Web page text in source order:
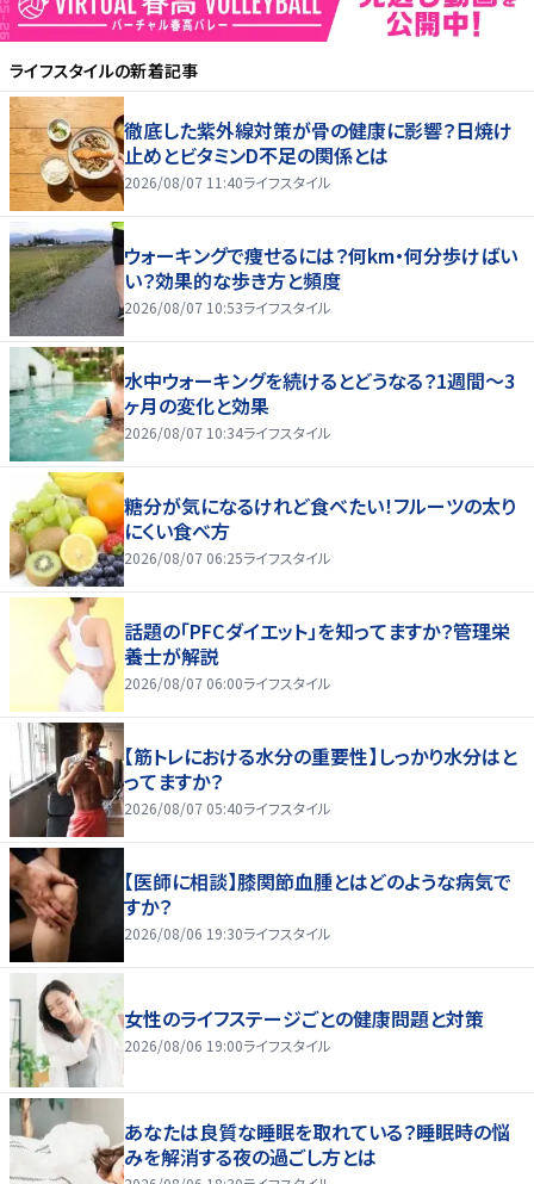
ライフスタイルの新着記事
徹底した紫外線対策が骨の健康に影響？日焼け
止めとビタミンD不足の関係とは
2026/08/07 11:40ライフスタイル
ウォーキングで痩せるには？何km・何分歩けばい
い？効果的な歩き方と頻度
2026/08/07 10:53ライフスタイル
水中ウォーキングを続けるとどうなる？1週間～3
ヶ月の変化と効果
2026/08/07 10:34ライフスタイル
糖分が気になるけれど食べたい！フルーツの太り
にくい食べ方
2026/08/07 06:25ライフスタイル
話題の「PFCダイエット」を知ってますか？管理栄
養士が解説
2026/08/07 06:00ライフスタイル
【筋トレにおける水分の重要性】しっかり水分はと
ってますか？
2026/08/07 05:40ライフスタイル
【医師に相談】膝関節血腫とはどのような病気で
すか？
2026/08/06 19:30ライフスタイル
女性のライフステージごとの健康問題と対策
2026/08/06 19:00ライフスタイル
あなたは良質な睡眠を取れている？睡眠時の悩
みを解消する夜の過ごし方とは